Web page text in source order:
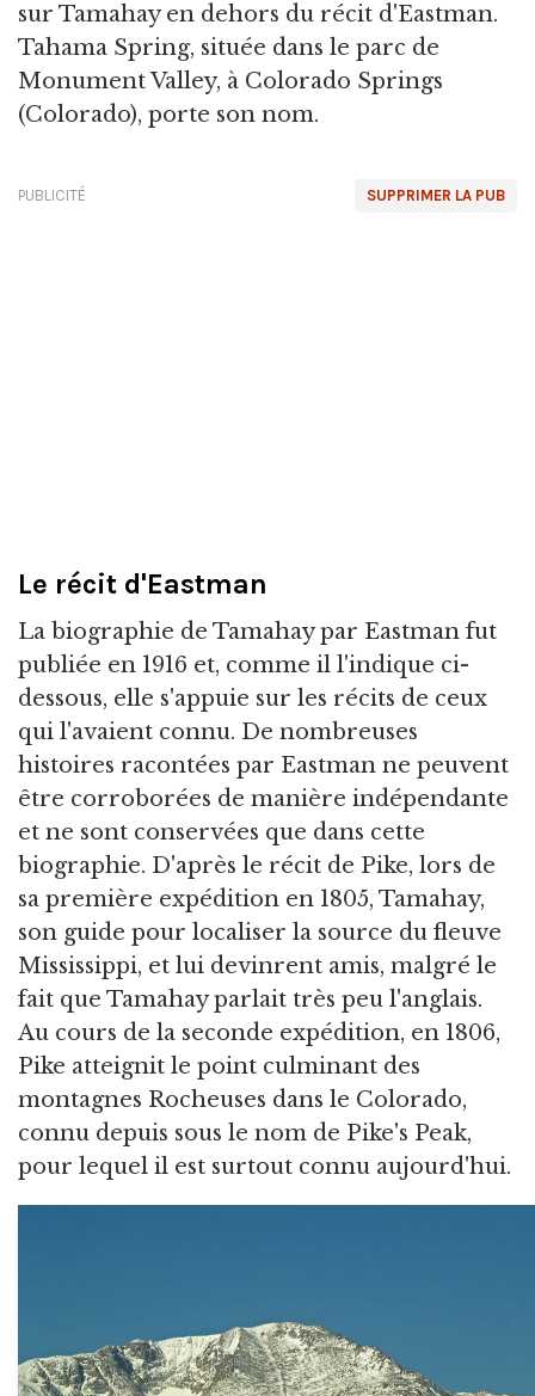
sur Tamahay en dehors du récit d'Eastman.
Tahama Spring, située dans le parc de
Monument Valley, à Colorado Springs
(Colorado), porte son nom.
SUPPRIMER LA PUB
PUBLICITÉ
Le récit d'Eastman
La biographie de Tamahay par Eastman fut
publiée en 1916 et, comme il l'indique ci-
dessous, elle s'appuie sur les récits de ceux
qui l'avaient connu. De nombreuses
histoires racontées par Eastman ne peuvent
être corroborées de manière indépendante
et ne sont conservées que dans cette
biographie. D'après le récit de Pike, lors de
sa première expédition en 1805, Tamahay,
son guide pour localiser la source du fleuve
Mississippi, et lui devinrent amis, malgré le
fait que Tamahay parlait très peu l'anglais.
Au cours de la seconde expédition, en 1806,
Pike atteignit le point culminant des
montagnes Rocheuses dans le Colorado,
connu depuis sous le nom de Pike's Peak,
pour lequel il est surtout connu aujourd'hui.